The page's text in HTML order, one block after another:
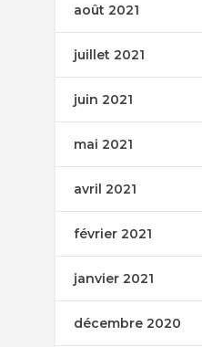
août 2021
juillet 2021
juin 2021
mai 2021
avril 2021
février 2021
janvier 2021
décembre 2020